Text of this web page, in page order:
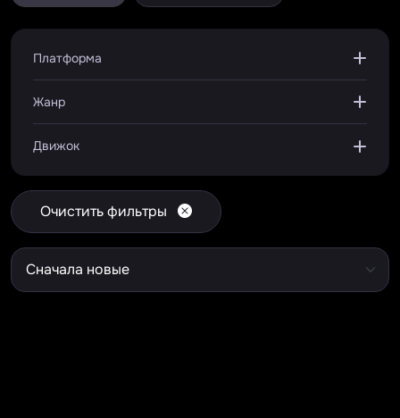
Платформа
Жанр
Движок
Очистить фильтры